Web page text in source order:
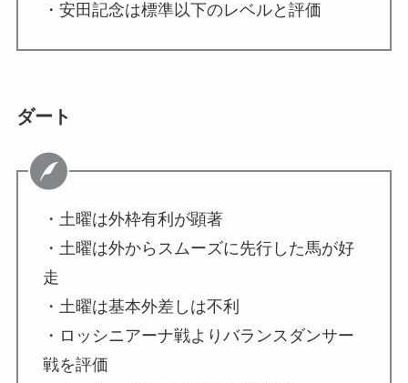
・安田記念は標準以下のレベルと評価
ダート
・土曜は外枠有利が顕著
・土曜は外からスムーズに先行した馬が好
走
・土曜は基本外差しは不利
・ロッシニアーナ戦よりバランスダンサー
戦を評価